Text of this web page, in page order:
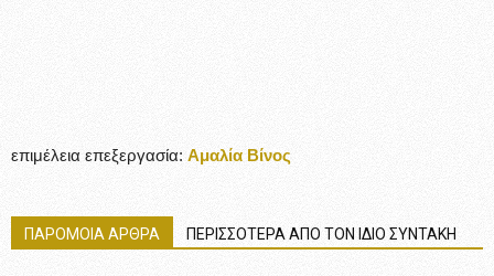
επιμέλεια επεξεργασία: Αμαλία Βίνος
ΠΑΡΟΜΟΙΑ ΑΡΘΡΑ ΠΕΡΙΣΣΟΤΕΡΑ ΑΠΟ ΤΟΝ ΙΔΙΟ ΣΥΝΤΑΚΗ